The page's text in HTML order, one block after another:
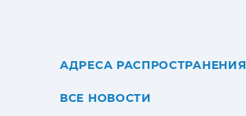
АДРЕСА РАСПРОСТРАНЕНИЯ
ВСЕ НОВОСТИ